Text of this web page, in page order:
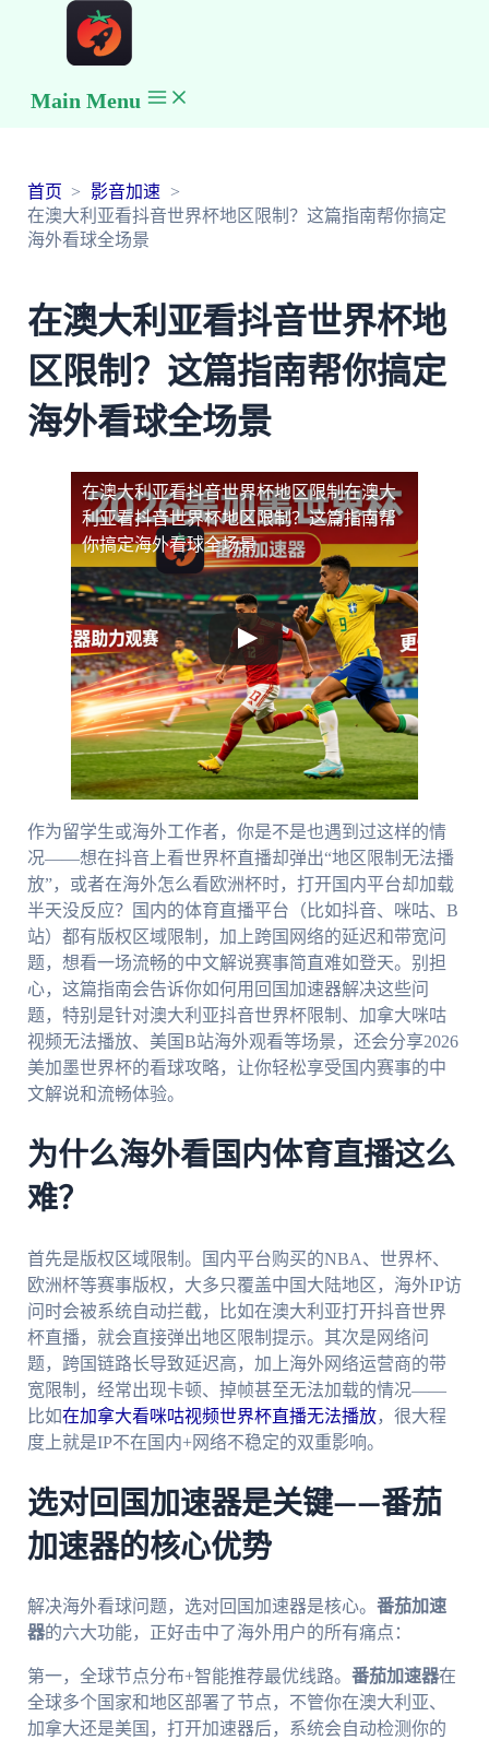
Main Menu
首页
影音加速
在澳大利亚看抖音世界杯地区限制？这篇指南帮你搞定
海外看球全场景
在澳大利亚看抖音世界杯地
区限制？这篇指南帮你搞定
海外看球全场景
在澳大利亚看抖音世界杯地区限制在澳大
利亚看抖音世界杯地区限制？这篇指南帮
你搞定海外看球全场景
作为留学生或海外工作者，你是不是也遇到过这样的情
况——想在抖音上看世界杯直播却弹出“地区限制无法播
放”，或者在海外怎么看欧洲杯时，打开国内平台却加载
半天没反应？国内的体育直播平台（比如抖音、咪咕、B
站）都有版权区域限制，加上跨国网络的延迟和带宽问
题，想看一场流畅的中文解说赛事简直难如登天。别担
心，这篇指南会告诉你如何用回国加速器解决这些问
题，特别是针对澳大利亚抖音世界杯限制、加拿大咪咕
视频无法播放、美国B站海外观看等场景，还会分享2026
美加墨世界杯的看球攻略，让你轻松享受国内赛事的中
文解说和流畅体验。
为什么海外看国内体育直播这么
难？
首先是版权区域限制。国内平台购买的NBA、世界杯、
欧洲杯等赛事版权，大多只覆盖中国大陆地区，海外IP访
问时会被系统自动拦截，比如在澳大利亚打开抖音世界
杯直播，就会直接弹出地区限制提示。其次是网络问
题，跨国链路长导致延迟高，加上海外网络运营商的带
宽限制，经常出现卡顿、掉帧甚至无法加载的情况——
比如在加拿大看咪咕视频世界杯直播无法播放，很大程
度上就是IP不在国内+网络不稳定的双重影响。
选对回国加速器是关键——番茄
加速器的核心优势
解决海外看球问题，选对回国加速器是核心。 番茄加速
器的六大功能，正好击中了海外用户的所有痛点：
第一，全球节点分布+智能推荐最优线路。 番茄加速器在
全球多个国家和地区部署了节点，不管你在澳大利亚、
加拿大还是美国，打开加速器后，系统会自动检测你的